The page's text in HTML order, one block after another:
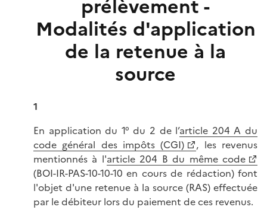
prélèvement -
Modalités d'application
de la retenue à la
source
1
En application du 1° du 2 de l’article 204 A du
code général des impôts (CGI)
, les revenus
mentionnés à l'article 204 B du même code
(BOI-IR-PAS-10-10-10 en cours de rédaction) font
l'objet d'une retenue à la source (RAS) effectuée
par le débiteur lors du paiement de ces revenus.